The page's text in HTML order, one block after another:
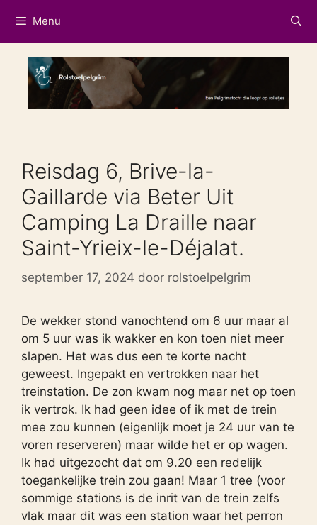
naar
de
inhoud
Menu
Reisdag 6, Brive-la-
Gaillarde via Beter Uit
Camping La Draille naar
Saint-Yrieix-le-Déjalat.
september 17, 2024 door rolstoelpelgrim
De wekker stond vanochtend om 6 uur maar al
om 5 uur was ik wakker en kon toen niet meer
slapen. Het was dus een te korte nacht
geweest. Ingepakt en vertrokken naar het
treinstation. De zon kwam nog maar net op toen
ik vertrok. Ik had geen idee of ik met de trein
mee zou kunnen (eigenlijk moet je 24 uur van te
voren reserveren) maar wilde het er op wagen.
Ik had uitgezocht dat om 9.20 een redelijk
toegankelijke trein zou gaan! Maar 1 tree (voor
sommige stations is de inrit van de trein zelfs
vlak maar dit was een station waar het perron